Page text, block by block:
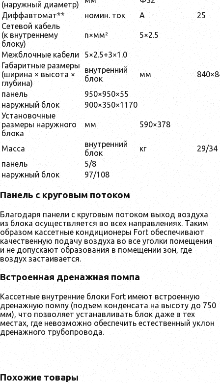
(наружный диаметр)
Диффавтомат**
номин. ток A
25
Сетевой кабель
(к внутреннему
блоку)
n×мм² 5×2.5
Межблочные кабели
5×2.5+3×1.0
Габаритные размеры
(ширина × высота ×
глубина)
внутренний
блок
мм
панель
950×950×55
наружный блок
900×350×1170
Установочные
размеры наружного
блока
мм 590×378
Масса
внутренний
блок
кг
29/34
панель
5/8
наружный блок
97/108
Панель с круговым потоком
Благодаря панели с круговым потоком выход воздуха
из блока осуществляется во всех направлениях. Таким
образом кассетные кондиционеры Fort обеспечивают
качественную подачу воздуха во все уголки помещения
и не допускают образования в помещении зон, где
воздух застаивается.
Встроенная дренажная помпа
Кассетные внутренние блоки Fort имеют встроенную
дренажную помпу (подъем конденсата на высоту до 750
мм), что позволяет устанавливать блок даже в тех
местах, где невозможно обеспечить естественный уклон
дренажного трубопровода.
Похожие товары